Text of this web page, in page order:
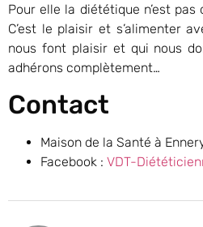
Pour elle la diététique n’est
C’est le plaisir et s’alimenter
nous font plaisir et qui nous
adhérons complètement…
Contact
Maison de la Santé à
Facebook : VDT-